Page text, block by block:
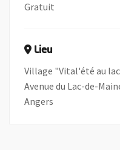
Gratuit
Lieu
Village "Vital'été au
Avenue du Lac-de-
Angers